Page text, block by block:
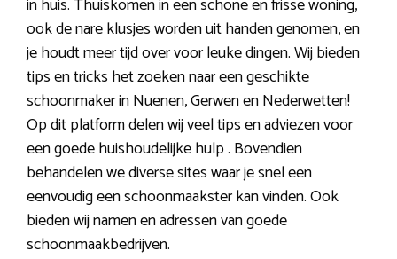
ook de nare klusjes worden uit handen genomen, en
je houdt meer tijd over voor leuke dingen. Wij bieden
tips en tricks het zoeken naar een geschikte
schoonmaker in Nuenen, Gerwen en Nederwetten!
Op dit platform delen wij veel tips en adviezen voor
een goede huishoudelijke hulp . Bovendien
behandelen we diverse sites waar je snel een
eenvoudig een schoonmaakster kan vinden. Ook
bieden wij namen en adressen van goede
schoonmaakbedrijven.